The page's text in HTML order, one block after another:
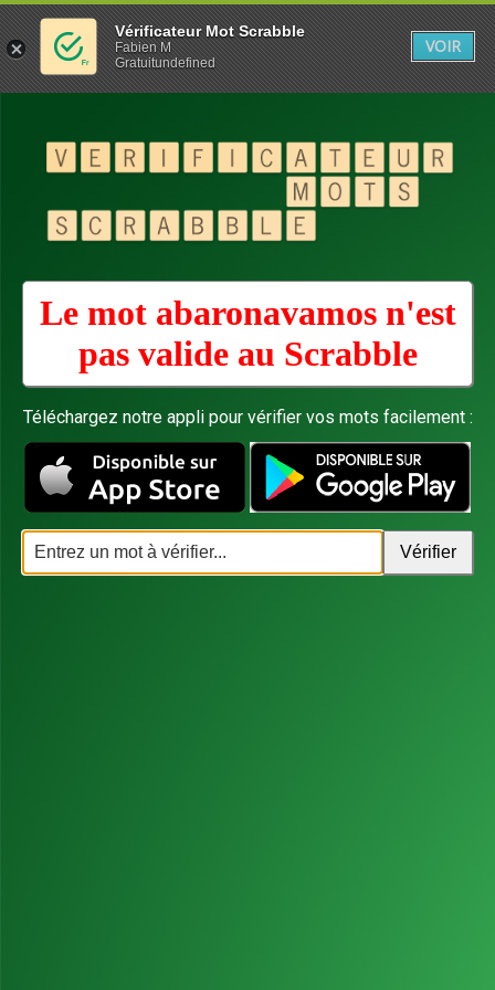
Le mot abaronavamos n'est
pas valide au Scrabble
Téléchargez notre appli pour vérifier vos mots facilement :
Vérificateur Mot Scrabble
Fabien M
Gratuitundefined
VOIR